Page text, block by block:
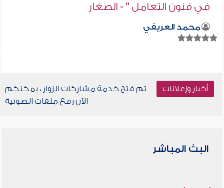
في فنون التعامل " - الصغار
محمد العريفي
أخبار وإعلانات
تم فتح خدمة مشاركات الزوار ، يمكنكم
الآن رفع ملفات الصوتية
البث المباشر